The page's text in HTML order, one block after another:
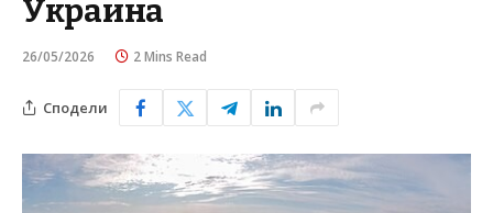
Украина
26/05/2026 2 Mins Read
Сподели